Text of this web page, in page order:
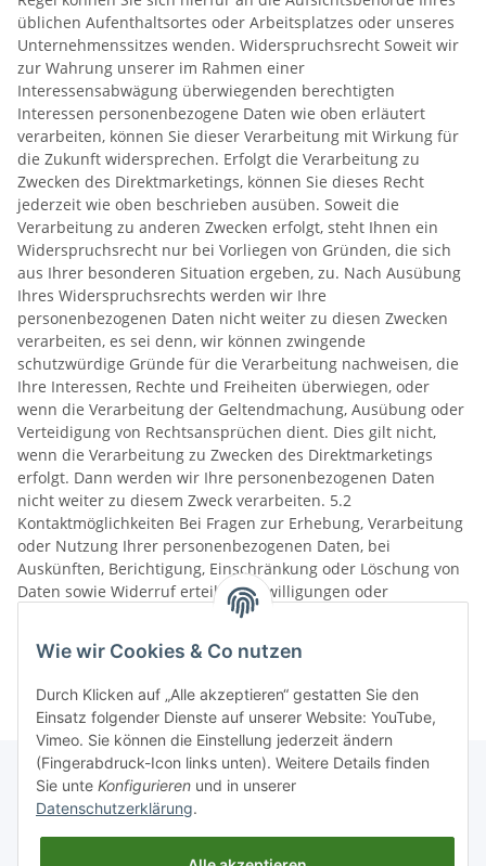
Informationen
Wie wir Cookies & Co nutzen
Durch Klicken auf „Alle akzeptieren“ gestatten Sie den
Einsatz folgender Dienste auf unserer Website: YouTube,
Vimeo. Sie können die Einstellung jederzeit ändern
(Fingerabdruck-Icon links unten). Weitere Details finden
Sie unte Konfigurieren und in unserer
Datenschutzerklärung.